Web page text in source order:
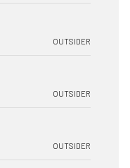
OUTSIDER
OUTSIDER
OUTSIDER